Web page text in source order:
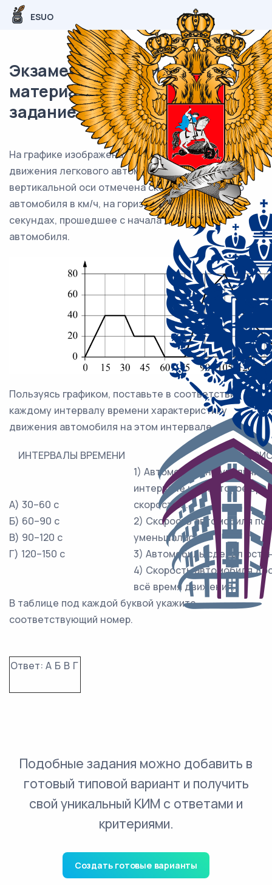
ESUO
Экзаменационный (типовой)
материал ЕГЭ / База / 07
задание (24) / 104
На графике изображена зависимость скорости
движения легкового автомобиля от времени. На
вертикальной оси отмечена скорость легкового
автомобиля в км/ч, на горизонтальной — время в
секундах, прошедшее с начала движения
автомобиля.
Пользуясь графиком, поставьте в соответствие
каждому интервалу времени характеристику
движения автомобиля на этом интервале.
ИНТЕРВАЛЫ ВРЕМЕНИ
А) 30–60 c
Б) 60–90 c
В) 90–120 c
Г) 120–150 c
1) Автомобиль не
интервале и некоторое
скоростью.
2) Скорость автомобиля
уменьшалась.
3) Автомобиль сделал
4) Скорость автомобиля
всё время движения.
В таблице под каждой буквой укажите
соответствующий номер.
Ответ: А Б В Г
Подобные задания можно добавить в
готовый типовой вариант и получить
свой уникальный КИМ с ответами и
критериями.
Создать готовые варианты